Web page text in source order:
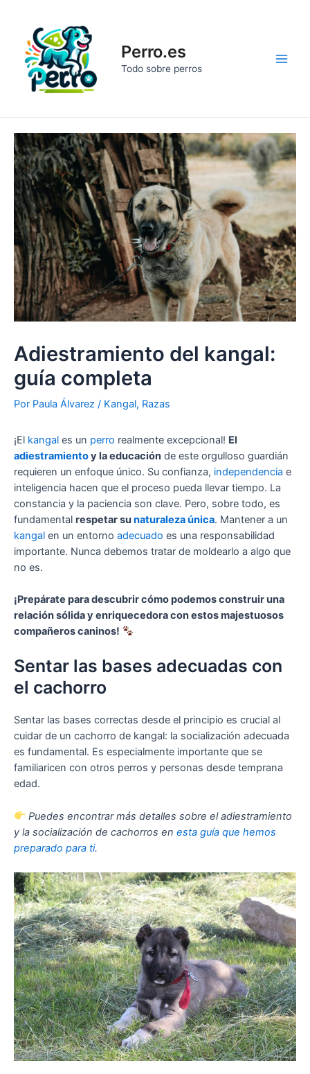
contenido
Perro.es
Todo sobre perros
Adiestramiento del kangal:
guía completa
Por Paula Álvarez / Kangal, Razas
¡El kangal es un perro realmente excepcional! El
adiestramientoy la educación de este orgulloso guardián
requieren un enfoque único. Su confianza, independencia e
inteligencia hacen que el proceso pueda llevar tiempo. La
constancia y la paciencia son clave. Pero, sobre todo, es
fundamental respetar sunaturaleza única. Mantener a un
kangal en un entorno adecuado es una responsabilidad
importante. Nunca debemos tratar de moldearlo a algo que
no es.
¡Prepárate para descubrir cómo podemos construir una
relación sólida y enriquecedora con estos majestuosos
compañeros caninos!
Sentar las bases adecuadas con
el cachorro
Sentar las bases correctas desde el principio es crucial al
cuidar de un cachorro de kangal: la socialización adecuada
es fundamental. Es especialmente importante que se
familiaricen con otros perros y personas desde temprana
edad.
Puedes encontrar más detalles sobre el adiestramiento
y la socialización de cachorros en esta guía que hemos
preparado para ti.